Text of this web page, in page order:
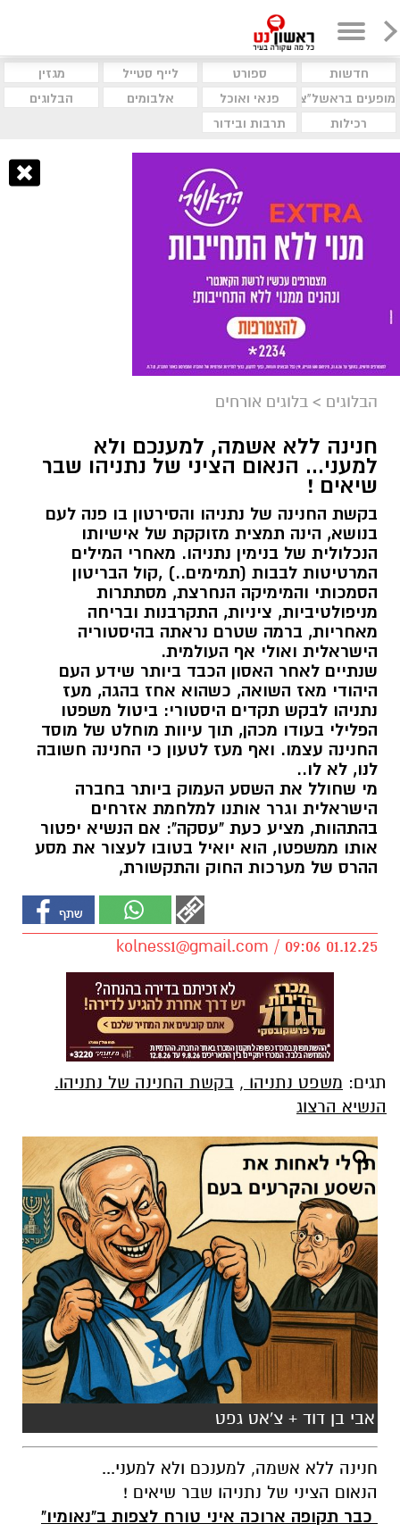
חדשות ספורט לייף סטייל
מגזין
מופעים בראשל"צ
פנאי ואוכל אלבומים
הבלוגים
רכילות
תרבות ובידור
הבלוגים > בלוגים אורחים
חנינה ללא אשמה, למענכם ולא
למעני... הנאום הציני של נתניהו שבר
שיאים !
בקשת החנינה של נתניהו והסירטון בו פנה לעם
בנושא, הינה תמצית מזוקקת של אישיותו
הנכלולית של בנימין נתניהו. מאחרי המילים
המרטיטות לבבות (תמימים..) ,קול הבריטון
הסמכותי והמימיקה הנחרצת, מסתתרות
מניפולטיביות, ציניות, התקרבנות ובריחה
מאחריות, ברמה שטרם נראתה בהיסטוריה
הישראלית ואולי אף העולמית.
שנתיים לאחר האסון הכבד ביותר שידע העם
היהודי מאז השואה, כשהוא אחז בהגה, מעז
נתניהו לבקש תקדים היסטורי: ביטול משפטו
הפלילי בעודו מכהן, תוך עיוות מוחלט של מוסד
החנינה עצמו. ואף מעז לטעון כי החנינה חשובה
לנו, לא לו..
מי שחולל את השסע העמוק ביותר בחברה
הישראלית וגרר אותנו למלחמת אזרחים
בהתהוות, מציע כעת "עסקה": אם הנשיא יפטור
אותו ממשפטו, הוא יואיל בטובו לעצור את מסע
ההרס של מערכות החוק והתקשורת,
kolness1@gmail.com / 09:06 01.12.25
תגים: משפט נתניהו , בקשת החנינה של נתניהו.
הנשיא הרצוג
אבי בן דוד + צ'אט גפט
חנינה ללא אשמה, למענכם ולא למעני...
הנאום הציני של נתניהו שבר שיאים !
כבר תקופה ארוכה איני טורח לצפות ב"נאומיו"